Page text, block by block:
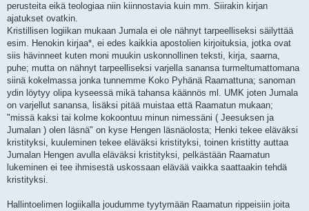
perusteita eikä teologiaa niin kiinnostavia kuin mm. Siirakin kirjan
ajatukset ovatkin.
Kristillisen logiikan mukaan Jumala ei ole nähnyt tarpeelliseksi säilyttää
esim. Henokin kirjaa*, ei edes kaikkia apostolien kirjoituksia, jotka ovat
siis hävinneet kuten moni muukin uskonnollinen teksti, kirja, saarna,
puhe; mutta on nähnyt tarpeelliseksi varjella sanansa turmeltumattomana
siinä kokelmassa jonka tunnemme Koko Pyhänä Raamattuna; sanoman
ydin löytyy olipa kyseessä mikä tahansa käännös ml. UMK joten Jumala
on varjellut sanansa, lisäksi pitää muistaa että Raamatun mukaan;
"missä kaksi tai kolme kokoontuu minun nimessäni ( Jeesuksen ja
Jumalan ) olen läsnä" on kyse Hengen läsnäolosta; Henki tekee eläväksi
kristityksi, kuuleminen tekee eläväksi kristityksi, toinen kristitty auttaa
Jumalan Hengen avulla eläväksi kristityksi, pelkästään Raamatun
lukeminen ei tee ihmisestä uskossaan elävää vaikka saattaakin tehdä
kristityksi.
Hallintoelimen logiikalla joudumme tyytymään Raamatun rippeisiin joita